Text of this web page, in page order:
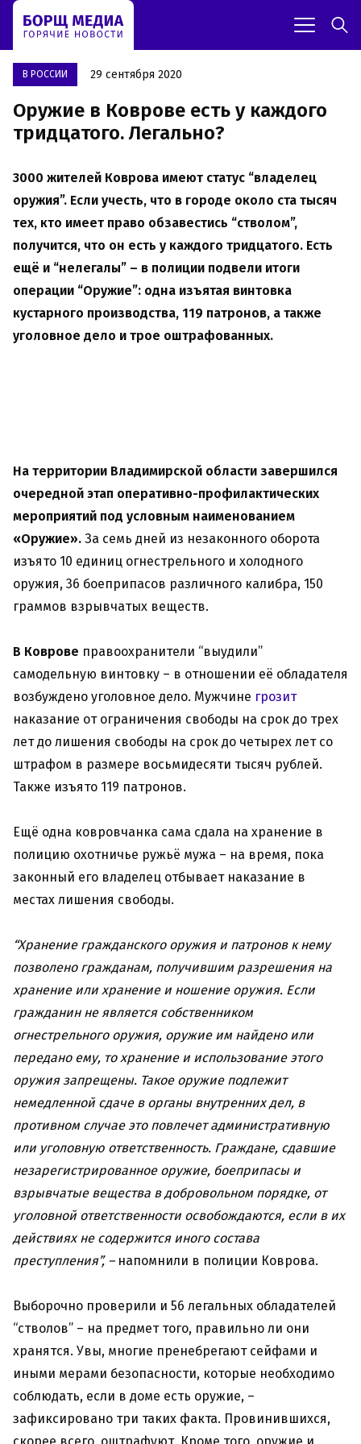
В РОССИИ 29 сентября 2020
Оружие в Коврове есть у каждого
тридцатого. Легально?
3000 жителей Коврова имеют статус “владелец
оружия”. Если учесть, что в городе около ста тысяч
тех, кто имеет право обзавестись “стволом”,
получится, что он есть у каждого тридцатого. Есть
ещё и “нелегалы” – в полиции подвели итоги
операции “Оружие”: одна изъятая винтовка
кустарного производства, 119 патронов, а также
уголовное дело и трое оштрафованных.
На территории Владимирской области завершился
очередной этап оперативно-профилактических
мероприятий под условным наименованием
«Оружие». За семь дней из незаконного оборота
изъято 10 единиц огнестрельного и холодного
оружия, 36 боеприпасов различного калибра, 150
граммов взрывчатых веществ.
В Коврове правоохранители “выудили”
самодельную винтовку – в отношении её обладателя
возбуждено уголовное дело. Мужчине грозит
наказание от ограничения свободы на срок до трех
лет до лишения свободы на срок до четырех лет со
штрафом в размере восьмидесяти тысяч рублей.
Также изъято 119 патронов.
Ещё одна ковровчанка сама сдала на хранение в
полицию охотничье ружьё мужа – на время, пока
законный его владелец отбывает наказание в
местах лишения свободы.
“Хранение гражданского оружия и патронов к нему
позволено гражданам, получившим разрешения на
хранение или хранение и ношение оружия. Если
гражданин не является собственником
огнестрельного оружия, оружие им найдено или
передано ему, то хранение и использование этого
оружия запрещены. Такое оружие подлежит
немедленной сдаче в органы внутренних дел, в
противном случае это повлечет административную
или уголовную ответственность. Граждане, сдавшие
незарегистрированное оружие, боеприпасы и
взрывчатые вещества в добровольном порядке, от
уголовной ответственности освобождаются, если в их
действиях не содержится иного состава
преступления”, – напомнили в полиции Коврова.
Выборочно проверили и 56 легальных обладателей
“стволов” – на предмет того, правильно ли они
хранятся. Увы, многие пренебрегают сейфами и
иными мерами безопасности, которые необходимо
соблюдать, если в доме есть оружие, –
зафиксировано три таких факта. Провинившихся,